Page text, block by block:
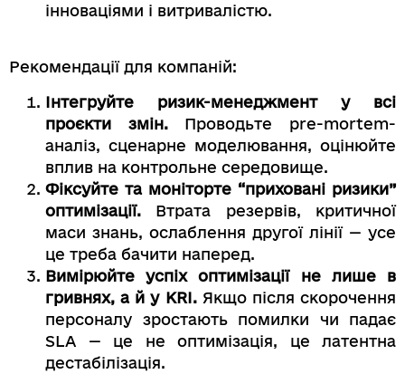
інноваціями і витривалістю.
Рекомендації для компаній:
Інтегруйте ризик-менеджмент у всі
проєкти змін.Проводьте pre-mortem-
аналіз, сценарне моделювання, оцінюйте
вплив на контрольне середовище.
Фіксуйте та моніторте “приховані ризики”
оптимізації. Втрата резервів, критичної
маси знань, ослаблення другої лінії — усе
це треба бачити наперед.
Вимірюйте успіх оптимізації не лише в
гривнях, а й у KRI.Якщо після скорочення
персоналу зростають помилки чи падає
SLA — це не оптимізація, це латентна
дестабілізація.